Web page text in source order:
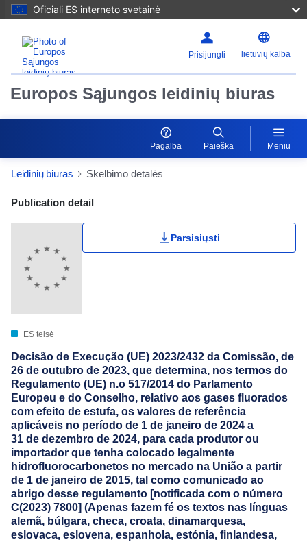
Oficiali ES interneto svetainė
Prisijungti lietuvių kalba
Europos Sąjungos leidinių biuras
Pagalba Paieška Meniu
Leidinių biuras Skelbimo detalės
Publication Detail Actions Portlet
Publication detail
ES teisė
Parsisiųsti
Decisão de Execução (UE) 2023/2432 da Comissão, de
26 de outubro de 2023, que determina, nos termos do
Regulamento (UE) n.o 517/2014 do Parlamento
Europeu e do Conselho, relativo aos gases fluorados
com efeito de estufa, os valores de referência
aplicáveis no período de 1 de janeiro de 2024 a
31 de dezembro de 2024, para cada produtor ou
importador que tenha colocado legalmente
hidrofluorocarbonetos no mercado na União a partir
de 1 de janeiro de 2015, tal como comunicado ao
abrigo desse regulamento [notificada com o número
C(2023) 7800] (Apenas fazem fé os textos nas línguas
alemã, búlgara, checa, croata, dinamarquesa,
eslovaca, eslovena, espanhola, estónia, finlandesa,